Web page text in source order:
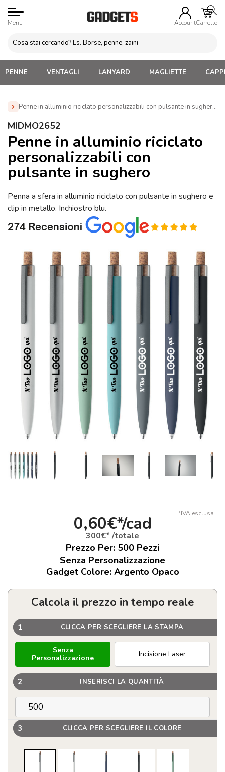
Menu AccountCarrello
PENNE VENTAGLI LANYARD MAGLIETTE
Penne in alluminio riciclato personalizzabili con pulsante in sughero
Home » Penne Personalizzate con LOGO, Matite, Pastelli,
alluminio riciclato personalizzabili con pulsante in sughero
(MIDMO2652)
MIDMO2652
Penne in alluminio riciclato
personalizzabili con
pulsante in sughero
Penna a sfera in alluminio riciclato con pulsante in sughero e
clip in metallo. Inchiostro blu.
*IVA esclusa
0,60€*/cad
300€* /totale
Prezzo Per: 500 Pezzi
Senza Personalizzazione
Gadget Colore: Argento Opaco
Calcola il prezzo in tempo reale
1 CLICCA PER SCEGLIERE LA STAMPA
Senza
Personalizzazione
Incisione Laser
2 INSERISCI LA QUANTITÀ
3 CLICCA PER SCEGLIERE IL COLORE